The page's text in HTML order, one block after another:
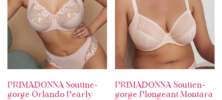
PRIMADONNA Soutine-
gorge Orlando Pearly
PRIMADONNA Soutien-
gorge Plongeant Montara